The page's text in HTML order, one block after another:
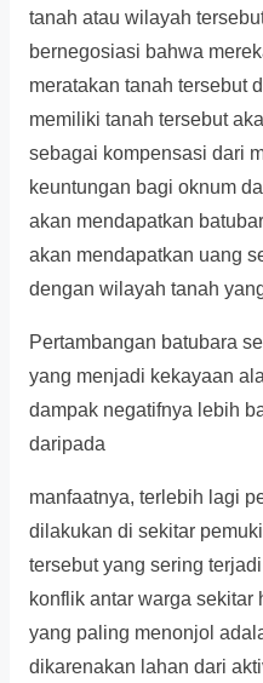
tanah atau wilayah
bernegosiasi bahwa
meratakan tanah tersebut
memiliki tanah tersebut
sebagai kompensasi dari
keuntungan bagi oknum
akan mendapatkan
akan mendapatkan uang
dengan wilayah tanah
Pertambangan batubara
yang menjadi kekayaan
dampak negatifnya lebih
daripada
manfaatnya, terlebih lagi
dilakukan di sekitar
tersebut yang sering
konflik antar warga sekitar
yang paling menonjol
dikarenakan lahan dari